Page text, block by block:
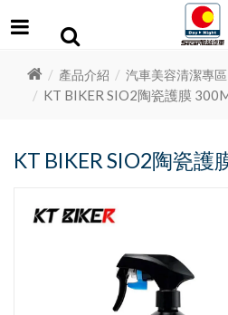
產品介紹 汽車美容清潔專區
KT BIKER SIO2陶瓷護膜
KT BIKER SIO2陶瓷護